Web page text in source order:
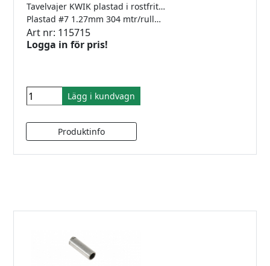
Tavelvajer KWIK plastad i rostfritt stål för låsfärla.
Plastad #7 1.27mm 304 mtr/rulle Klarar 20kg
Art nr: 115715
Logga in för pris!
Lägg i kundvagn